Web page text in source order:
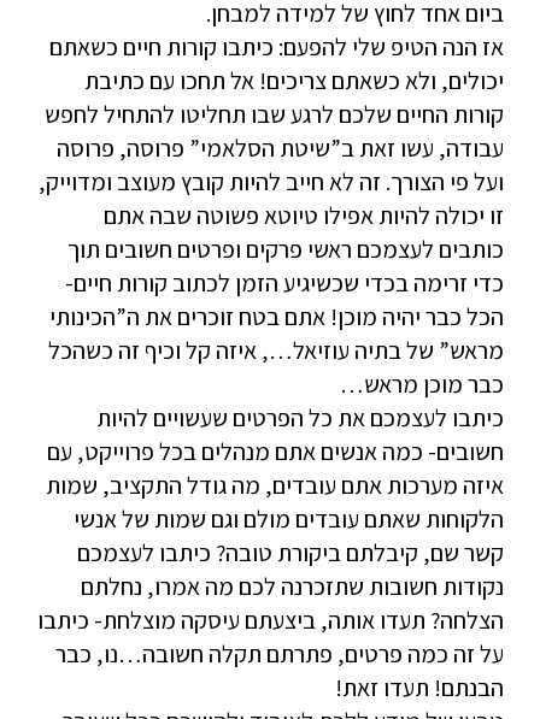
ביום אחד לחוץ של למידה למבחן.
אז הנה הטיפ שלי להפעם: כיתבו קורות חיים כשאתם
יכולים, ולא כשאתם צריכים! אל תחכו עם כתיבת
קורות החיים שלכם לרגע שבו תחליטו להתחיל לחפש
עבודה, עשו זאת ב”שיטת הסלאמי” פרוסה, פרוסה
ועל פי הצורך. זה לא חייב להיות קובץ מעוצב ומדוייק,
זו יכולה להיות אפילו טיוטא פשוטה שבה אתם
כותבים לעצמכם ראשי פרקים ופרטים חשובים תוך
כדי זרימה בכדי שכשיגיע הזמן לכתוב קורות חיים-
הכל כבר יהיה מוכן! אתם בטח זוכרים את ה”הכינותי
מראש” של בתיה עוזיאל…, איזה קל וכיף זה כשהכל
כבר מוכן מראש…
כיתבו לעצמכם את כל הפרטים שעשויים להיות
חשובים- כמה אנשים אתם מנהלים בכל פרוייקט, עם
איזה מערכות אתם עובדים, מה גודל התקציב, שמות
הלקוחות שאתם עובדים מולם וגם שמות של אנשי
קשר שם, קיבלתם ביקורת טובה? כיתבו לעצמכם
נקודות חשובות שתזכרנה לכם מה אמרו, נחלתם
הצלחה? תעדו אותה, ביצעתם עיסקה מוצלחת- כיתבו
על זה כמה פרטים, פתרתם תקלה חשובה…נו, כבר
הבנתם! תעדו זאת!